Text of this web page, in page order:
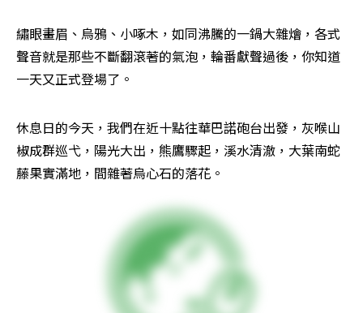
繡眼畫眉、烏鴉、小啄木，如同沸騰的一鍋大雜燴，各式
聲音就是那些不斷翻滾著的氣泡，輪番獻聲過後，你知道
一天又正式登場了。
休息日的今天，我們在近十點往華巴諾砲台出發，灰喉山
椒成群巡弋，陽光大出，熊鷹驟起，溪水清澈，大葉南蛇
藤果實滿地，間雜著烏心石的落花。